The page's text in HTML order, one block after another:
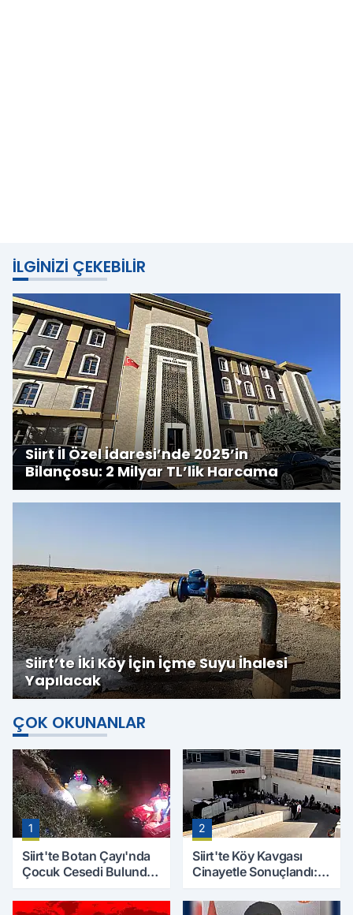
İLGINIZI ÇEKEBILIR
Siirt İl Özel İdaresi’nde 2025’in
Bilançosu: 2 Milyar TL’lik Harcama
Siirt’te İki Köy İçin İçme Suyu İhalesi
Yapılacak
ÇOK OKUNANLAR
1
Siirt'te Botan Çayı'nda
Çocuk Cesedi Bulundu:
Çalışmaları Başlıyor
2
Siirt'te Köy Kavgası
Cinayetle Sonuçlandı:
Kaybetti